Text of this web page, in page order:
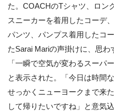
た。COACHのTシャツ、ロン
スニーカーを着用したコーデ
パンツ、パンプス着用したコ
たSarai Mariの声掛けに、思わ
「一瞬で空気が変わるスーパ
と表示された。「今日は時間
せっかくニューヨークまで来
して帰りたいですね」と意気